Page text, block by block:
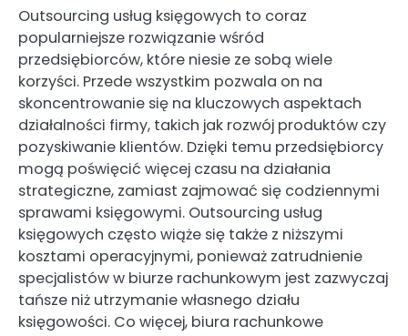
Outsourcing usług księgowych to coraz
popularniejsze rozwiązanie wśród
przedsiębiorców, które niesie ze sobą wiele
korzyści. Przede wszystkim pozwala on na
skoncentrowanie się na kluczowych aspektach
działalności firmy, takich jak rozwój produktów czy
pozyskiwanie klientów. Dzięki temu przedsiębiorcy
mogą poświęcić więcej czasu na działania
strategiczne, zamiast zajmować się codziennymi
sprawami księgowymi. Outsourcing usług
księgowych często wiąże się także z niższymi
kosztami operacyjnymi, ponieważ zatrudnienie
specjalistów w biurze rachunkowym jest zazwyczaj
tańsze niż utrzymanie własnego działu
księgowości. Co więcej, biura rachunkowe